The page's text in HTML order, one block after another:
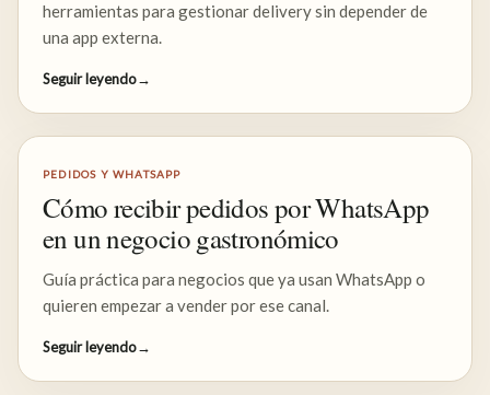
herramientas para gestionar delivery sin depender de
una app externa.
Seguir leyendo→
PEDIDOS Y WHATSAPP
Cómo recibir pedidos por WhatsApp
en un negocio gastronómico
Guía práctica para negocios que ya usan WhatsApp o
quieren empezar a vender por ese canal.
Seguir leyendo→